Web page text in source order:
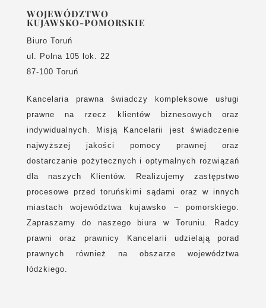
WOJEWÓDZTWO
KUJAWSKO-POMORSKIE
Biuro Toruń
ul. Polna 105 lok. 22
87-100 Toruń
Kancelaria prawna świadczy kompleksowe usługi
prawne na rzecz klientów biznesowych oraz
indywidualnych. Misją Kancelarii jest świadczenie
najwyższej jakości pomocy prawnej oraz
dostarczanie pożytecznych i optymalnych rozwiązań
dla naszych Klientów. Realizujemy zastępstwo
procesowe przed toruńskimi sądami oraz w innych
miastach województwa kujawsko – pomorskiego.
Zapraszamy do naszego biura w Toruniu. Radcy
prawni oraz prawnicy Kancelarii udzielają porad
prawnych również na obszarze województwa
łódzkiego.